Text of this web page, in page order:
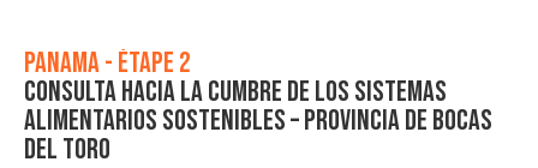
Panama - Étape 2
Consulta Hacia la Cumbre de los Sistemas
Alimentarios Sostenibles – Provincia de Bocas
del Toro